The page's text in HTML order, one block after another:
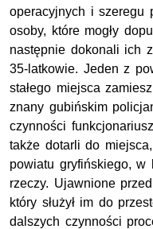
operacyjnych i szeregu
osoby, które mogły
następnie dokonali ich
35-latkowie. Jeden z
stałego miejsca
znany gubińskim
czynności
także dotarli do
powiatu gryfińskiego, w
rzeczy. Ujawnione
który służył im do
dalszych czynności